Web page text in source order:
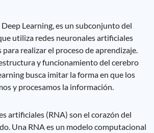
Deep Learning, es un subconjunto del
utiliza redes neuronales artificiales
realizar el proceso de aprendizaje.
y funcionamiento del cerebro
busca imitar la forma en que los
y procesamos la información.
artificiales (RNA) son el corazón del
Una RNA es un modelo computacional